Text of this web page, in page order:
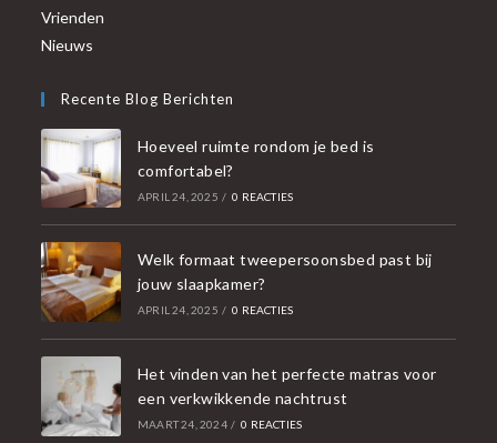
Vrienden
Nieuws
Recente Blog Berichten
Hoeveel ruimte rondom je bed is
comfortabel?
APRIL 24, 2025 / 0 REACTIES
Welk formaat tweepersoonsbed past bij
jouw slaapkamer?
APRIL 24, 2025 / 0 REACTIES
Het vinden van het perfecte matras voor
een verkwikkende nachtrust
MAART 24, 2024 / 0 REACTIES